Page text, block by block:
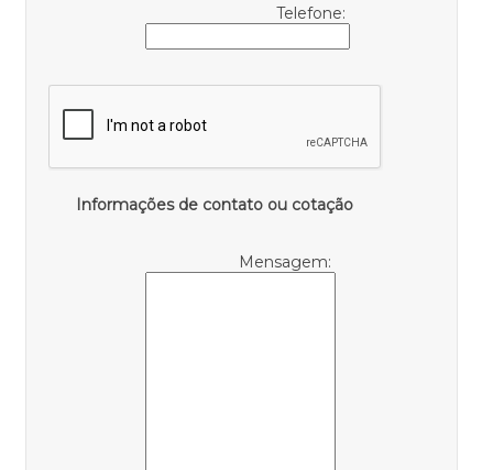
Telefone:
Informações de contato ou cotação
Mensagem: